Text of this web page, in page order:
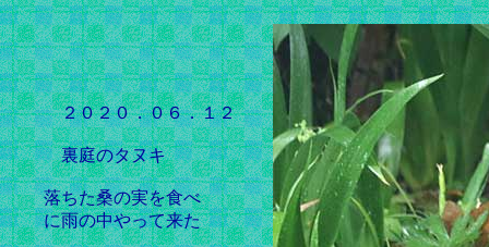
２０２０．０６．１２
裏庭のタヌキ
落ちた桑の実を食べ
に雨の中やって来た